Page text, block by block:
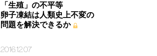
「生殖」の不平等
卵子凍結は人類史上不変の
問題を解決できるか
2016.12.07